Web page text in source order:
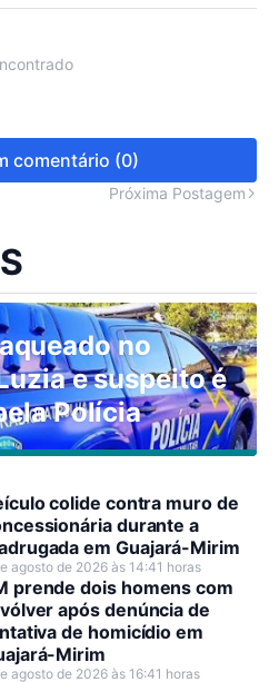
comentário (0)
Próxima Postagem
no
e suspeito é
Polícia
colide contra muro de
durante a
em Guajará-Mirim
agosto de 2026 às 14:41 horas
prende dois homens com
após denúncia de
de homicídio em
Mirim
agosto de 2026 às 16:41 horas